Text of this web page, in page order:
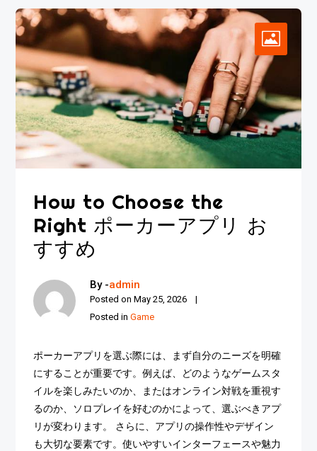
How to Choose the
Right ポーカーアプリ お
すすめ
By -admin
Posted onMay 25, 2026
Posted inGame
ポーカーアプリを選ぶ際には、まず自分のニーズを明確
にすることが重要です。例えば、どのようなゲームスタ
イルを楽しみたいのか、またはオンライン対戦を重視す
るのか、ソロプレイを好むのかによって、選ぶべきアプ
リが変わります。 さらに、アプリの操作性やデザイン
も大切な要素です。使いやすいインターフェースや魅力